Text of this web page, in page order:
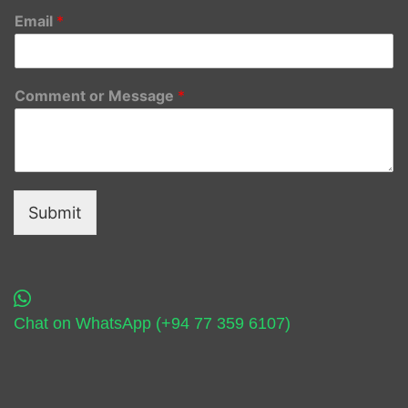
Email *
Comment or Message *
Submit
Chat on WhatsApp (+94 77 359 6107)